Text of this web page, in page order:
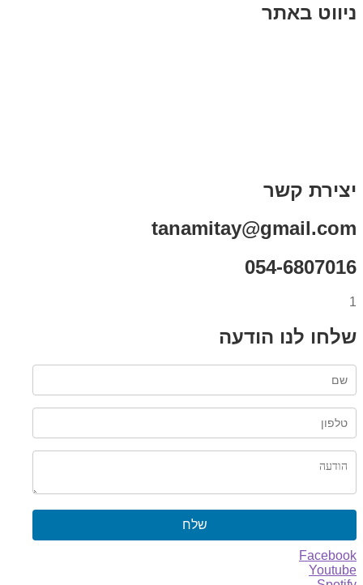
ניווט באתר
יצירת קשר
tanamitay@gmail.com
054-6807016
1
שלחו לנו הודעה
שלח
Facebook
Youtube